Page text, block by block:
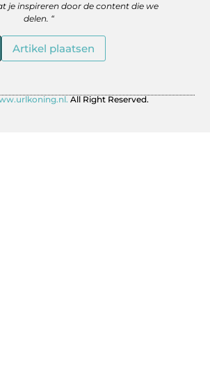
je inspireren door de content die we
delen. “
Artikel plaatsen
All Right Reserved.